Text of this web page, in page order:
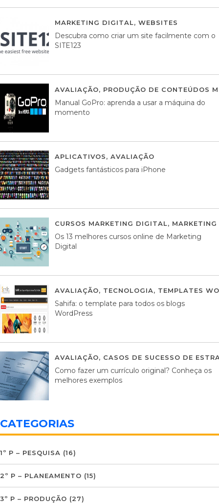
MARKETING DIGITAL, WEBSITES
Descubra como criar um site facilmente com o
SITE123
AVALIAÇÃO, PRODUÇÃO DE CONTEÚDOS
Manual GoPro: aprenda a usar a máquina do
momento
APLICATIVOS, AVALIAÇÃO
Gadgets fantásticos para iPhone
CURSOS MARKETING DIGITAL,
Os 13 melhores cursos online de Marketing
Digital
AVALIAÇÃO, TECNOLOGIA, TEMPLATES
Sahifa: o template para todos os blogs
WordPress
AVALIAÇÃO, CASOS DE SUCESSO DE
Como fazer um currículo original? Conheça os
melhores exemplos
CATEGORIAS
1º P – PESQUISA (16)
2º P – PLANEAMENTO (15)
3º P – PRODUÇÃO (27)